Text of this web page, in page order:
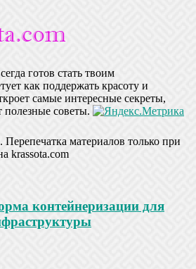
готов стать твоим
как поддержать красоту и
самые интересные секреты,
полезные советы.
материалов только при
krassota.com
контейнеризации для